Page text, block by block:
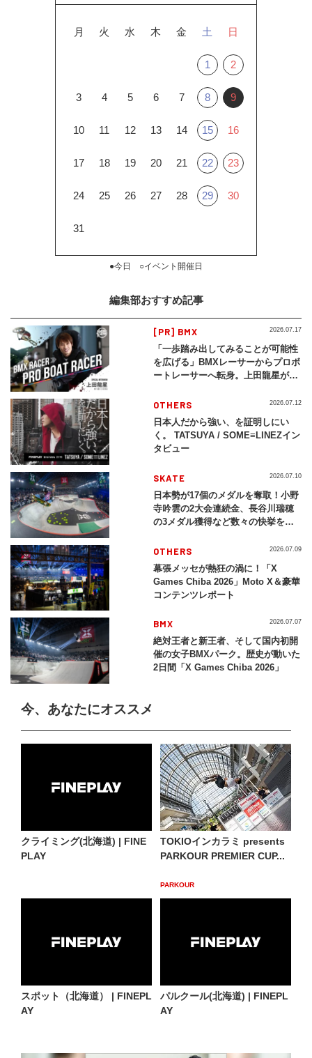
月 火 水 木 金 土 日
1 2
3 4 5 6 7 8 9
10 11 12 13 14 15 16
17 18 19 20 21 22 23
24 25 26 27 28 29 30
31
●今日 ○イベント開催日
編集部おすすめ記事
[PR] BMX
「一歩踏み出してみることが可能性
を広げる」BMXレーサーからプロボ
ートレーサーへ転身。上田龍星が体
2026.07.17
OTHERS
日本人だから強い、を証明しにい
く。 TATSUYA / SOME≡LINEZイン
タビュー
2026.07.12
SKATE
日本勢が17個のメダルを奪取！小野
寺吟雲の2大会連続金、長谷川瑞穂
の3メダル獲得など数々の快挙をプ
2026」
2026.07.10
OTHERS
幕張メッセが熱狂の渦に！「X
Games Chiba 2026」Moto X＆豪華
コンテンツレポート
2026.07.09
BMX
絶対王者と新王者、そして国内初開
催の女子BMXパーク。歴史が動いた
2日間「X Games Chiba 2026」
2026.07.07
今、あなたにオススメ
クライミング(北海道) | FINE
PLAY
TOKIOインカラミ presents
PARKOUR PREMIER CUP...
PARKOUR
スポット（北海道） | FINEPL
AY
パルクール(北海道) | FINEPL
AY